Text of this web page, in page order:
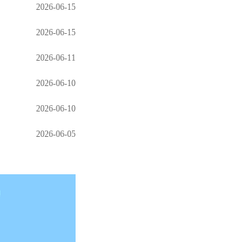
2026-06-15
2026-06-15
2026-06-11
2026-06-10
2026-06-10
2026-06-05